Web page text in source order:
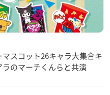
スコット26キャラ大集合キ
のマーチくんらと共演